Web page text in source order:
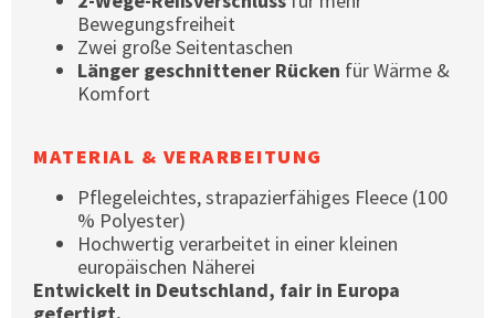
Bewegungsfreiheit
Zwei große Seitentaschen
Länger geschnittener Rücken für Wärme &
Komfort
MATERIAL & VERARBEITUNG
Pflegeleichtes, strapazierfähiges Fleece (100
% Polyester)
Hochwertig verarbeitet in einer kleinen
europäischen Näherei
Entwickelt in Deutschland, fair in Europa
gefertigt.